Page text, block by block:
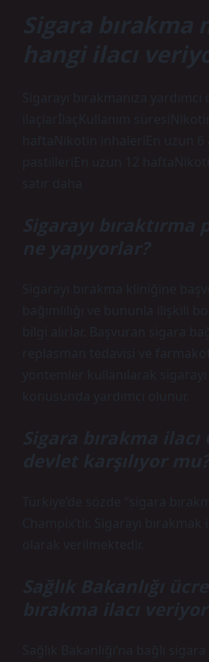
Sigara bırakma
hangi ilacı
Sigarayı bırakmanıza yardımcı
ilaçlarİlaçKullanım
haftaNikotin inhaleriEn uzun 6
pastilleriEn uzun 12
satır daha
Sigarayı
ne yapıyorlar?
Sigarayı bırakma kliniğine
bağımlılığı ve bununla ilişkili
bilgi alırlar. Başvuran sigara
replasman tedavisi ve
yöntemler kullanılarak sigarayı
konusunda yardımcı olunur.
Sigara bırakma ilacı
devlet karşılıyor mu?
Türkiye’de sözde “sigara
Champix’tir. Sigarayı
olarak verilmektedir.
Sağlık Bakanlığı
bırakma ilacı
Sağlık Bakanlığı’na bağlı